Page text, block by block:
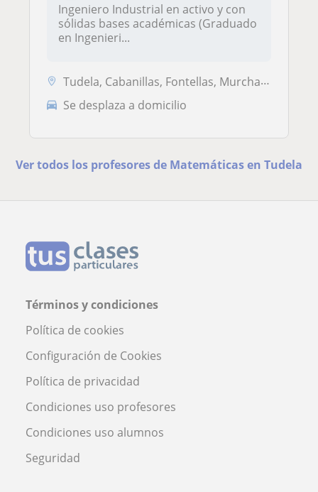
Ingeniero Industrial en activo y con
sólidas bases académicas (Graduado
en Ingenieri...
Tudela, Cabanillas, Fontellas, Murchante
Se desplaza a domicilio
Ver todos los profesores de Matemáticas en Tudela
Términos y condiciones
Política de cookies
Configuración de Cookies
Política de privacidad
Condiciones uso profesores
Condiciones uso alumnos
Seguridad